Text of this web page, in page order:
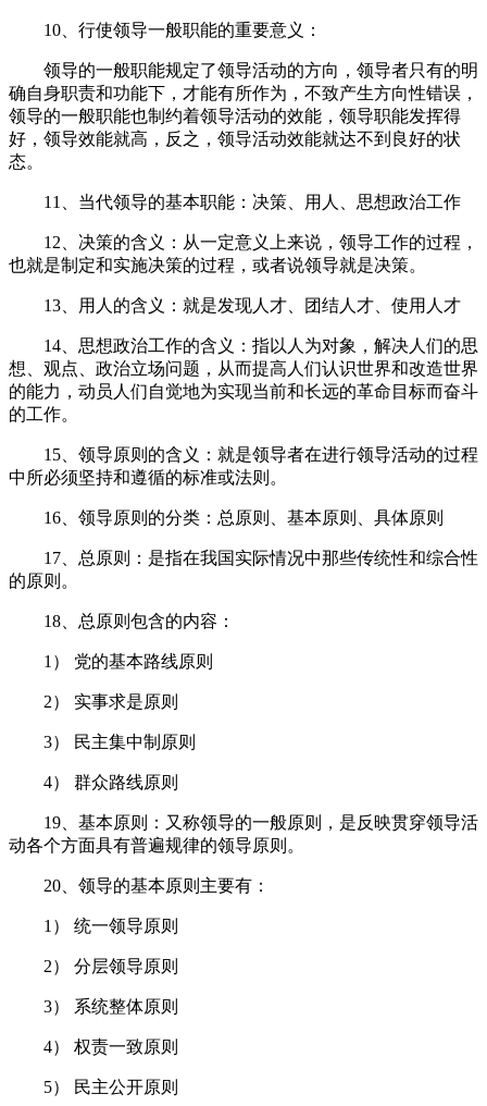
10、行使领导一般职能的重要意义：
领导的一般职能规定了领导活动的方向，领导者只有的明
确自身职责和功能下，才能有所作为，不致产生方向性错误，
领导的一般职能也制约着领导活动的效能，领导职能发挥得
好，领导效能就高，反之，领导活动效能就达不到良好的状
态。
11、当代领导的基本职能：决策、用人、思想政治工作
12、决策的含义：从一定意义上来说，领导工作的过程，
也就是制定和实施决策的过程，或者说领导就是决策。
13、用人的含义：就是发现人才、团结人才、使用人才
14、思想政治工作的含义：指以人为对象，解决人们的思
想、观点、政治立场问题，从而提高人们认识世界和改造世界
的能力，动员人们自觉地为实现当前和长远的革命目标而奋斗
的工作。
15、领导原则的含义：就是领导者在进行领导活动的过程
中所必须坚持和遵循的标准或法则。
16、领导原则的分类：总原则、基本原则、具体原则
17、总原则：是指在我国实际情况中那些传统性和综合性
的原则。
18、总原则包含的内容：
1） 党的基本路线原则
2） 实事求是原则
3） 民主集中制原则
4） 群众路线原则
19、基本原则：又称领导的一般原则，是反映贯穿领导活
动各个方面具有普遍规律的领导原则。
20、领导的基本原则主要有：
1） 统一领导原则
2） 分层领导原则
3） 系统整体原则
4） 权责一致原则
5） 民主公开原则